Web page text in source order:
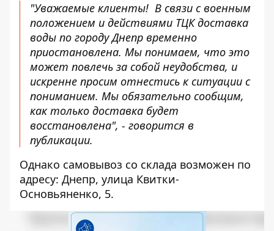
"Уважаемые клиенты! В связи с военным
положением и действиями ТЦК доставка
воды по городу Днепр временно
приостановлена. Мы понимаем, что это
может повлечь за собой неудобства, и
искренне просим отнестись к ситуации с
пониманием. Мы обязательно сообщим,
как только доставка будет
восстановлена", - говорится в
публикации.
Однако самовывоз со склада возможен по
адресу: Днепр, улица Квитки-
Основьяненко, 5.